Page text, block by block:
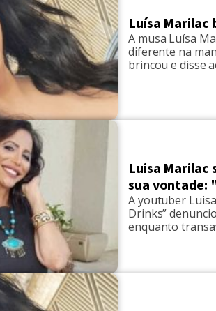
Luísa Marilac
A musa Luísa
diferente na
brincou e disse
Luisa Marilac
sua vontade:
A youtuber
Drinks”
enquanto